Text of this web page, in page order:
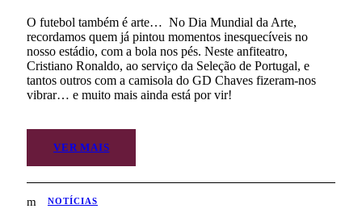
O futebol também é arte… No Dia Mundial da Arte,
recordamos quem já pintou momentos inesquecíveis no
nosso estádio, com a bola nos pés. Neste anfiteatro,
Cristiano Ronaldo, ao serviço da Seleção de Portugal, e
tantos outros com a camisola do GD Chaves fizeram-nos
vibrar… e muito mais ainda está por vir!
VER MAIS
NOTÍCIAS